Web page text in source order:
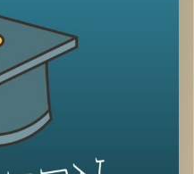
נדמה שאחרי יותר מעשור של
איבדו את היכולת להבין את
אז היום ננסה לעשות סדר
החדש שנבנה ממש מעבר
היום נארח את ד״ר מיכאל
לממשל, דיפלומטיה
בכיר ב־המכון למדיניות נגד